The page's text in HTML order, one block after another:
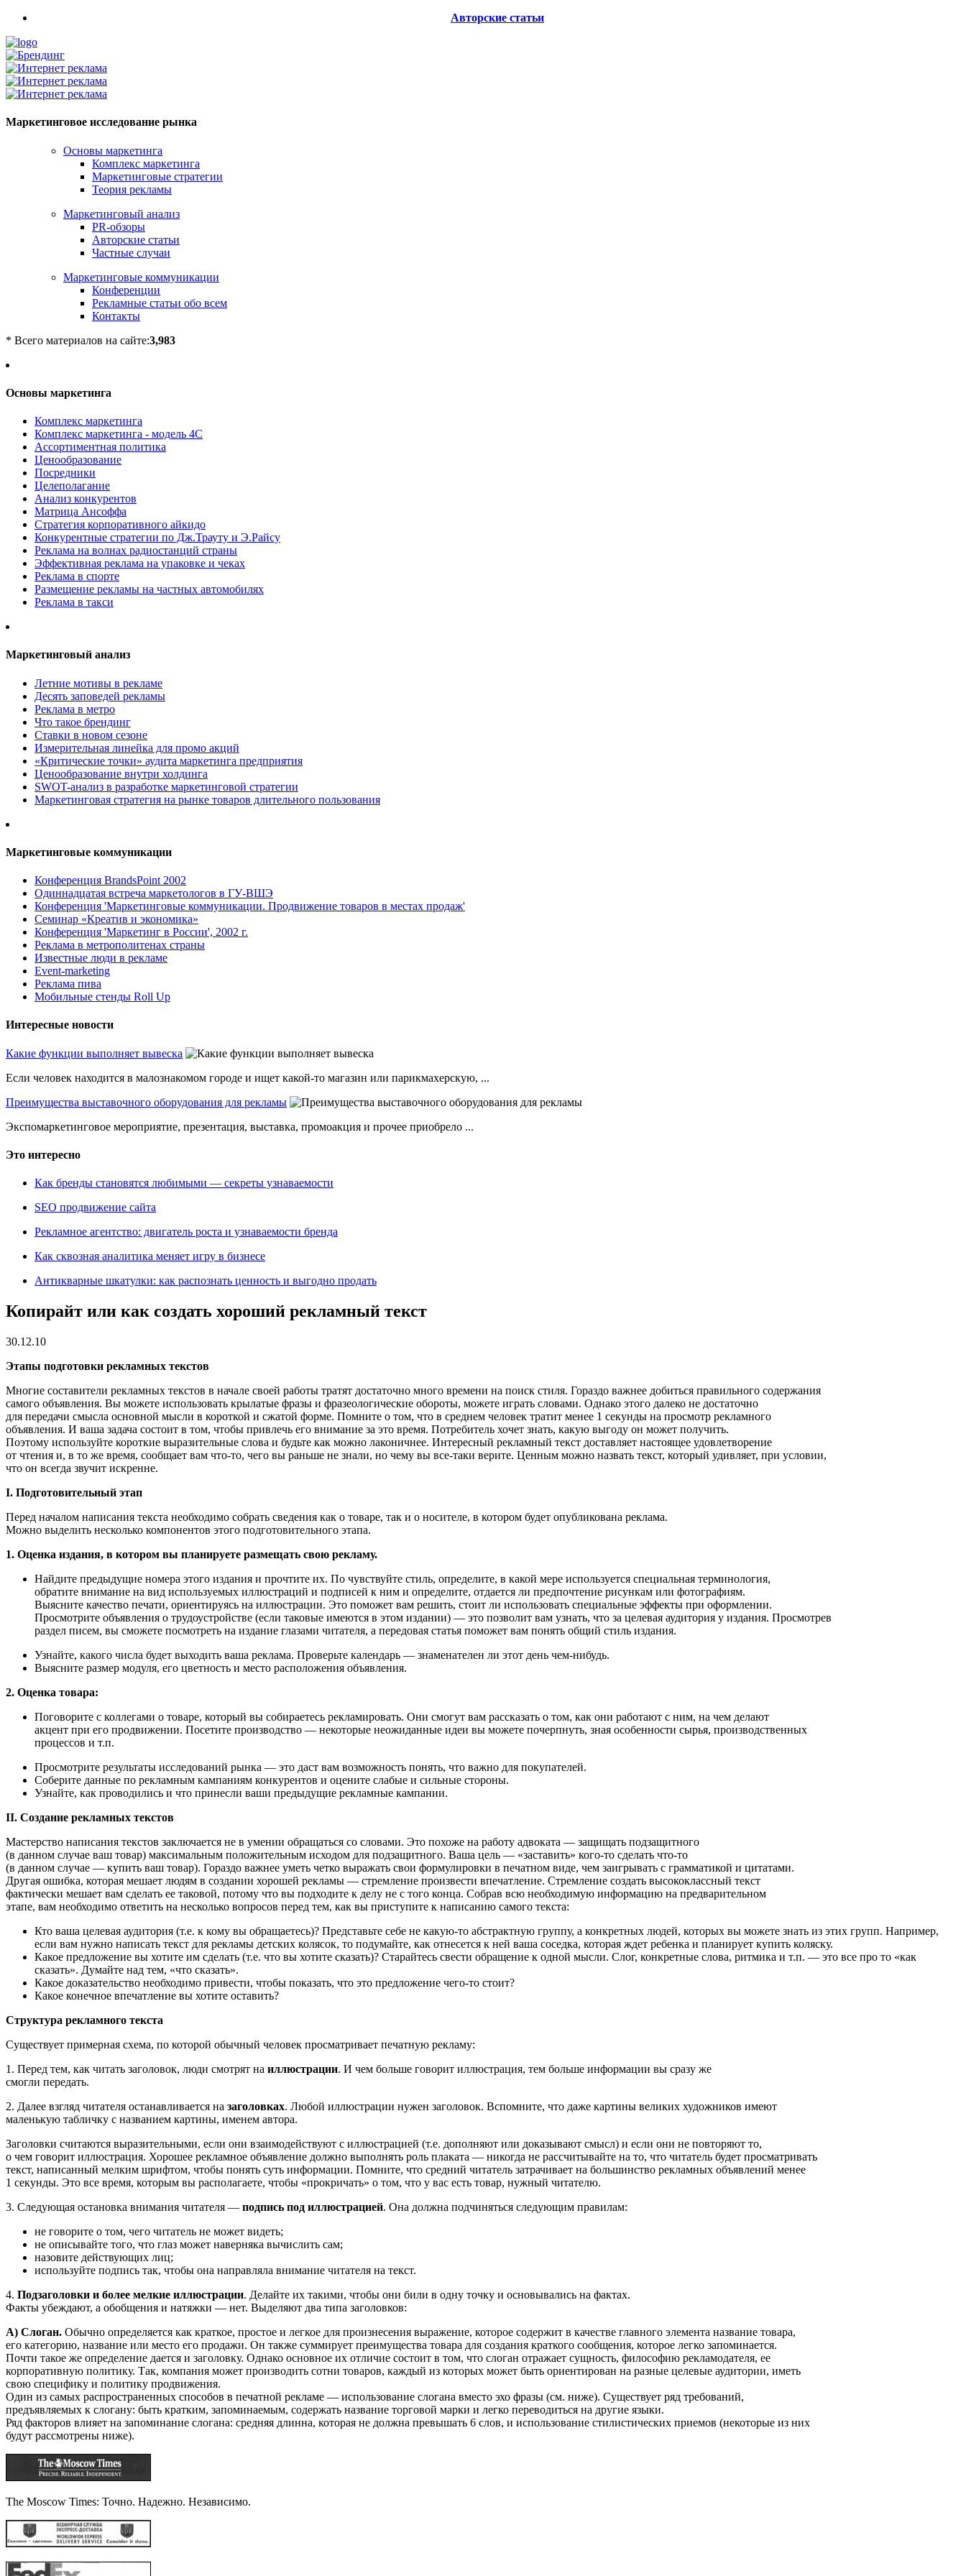
Авторские статьи
Маркетинговое исследование рынка
Основы маркетинга
Комплекс маркетинга
Маркетинговые стратегии
Теория рекламы
Маркетинговый анализ
PR-обзоры
Авторские статьи
Частные случаи
Маркетинговые коммуникации
Конференции
Рекламные статьи обо всем
Контакты
* Всего материалов на сайте:3,983
Основы маркетинга
Комплекс маркетинга
Комплекс маркетинга - модель 4С
Ассортиментная политика
Ценообразование
Посредники
Целеполагание
Анализ конкурентов
Матрица Ансоффа
Стратегия корпоративного айкидо
Конкурентные стратегии по Дж.Трауту и Э.Райсу
Реклама на волнах радиостанций страны
Эффективная реклама на упаковке и чеках
Реклама в спорте
Размещение рекламы на частных автомобилях
Реклама в такси
Маркетинговый анализ
Летние мотивы в рекламе
Десять заповедей рекламы
Реклама в метро
Что такое брендинг
Ставки в новом сезоне
Измерительная линейка для промо акций
«Критические точки» аудита маркетинга предприятия
Ценообразование внутри холдинга
SWOT-анализ в разработке маркетинговой стратегии
Маркетинговая стратегия на рынке товаров длительного пользования
Маркетинговые коммуникации
Конференция BrandsPoint 2002
Одиннадцатая встреча маркетологов в ГУ-ВШЭ
Конференция 'Маркетинговые коммуникации. Продвижение товаров в местах продаж'
Семинар «Креатив и экономика»
Конференция 'Маркетинг в России', 2002 г.
Реклама в метрополитенах страны
Известные люди в рекламе
Event-marketing
Реклама пива
Мобильные стенды Roll Up
Интересные новости
Какие функции выполняет вывеска
Если человек находится в малознакомом городе и ищет какой-то магазин или парикмахерскую, ...
Преимущества выставочного оборудования для рекламы
Экспомаркетинговое мероприятие, презентация, выставка, промоакция и прочее приобрело ...
Это интересно
Как бренды становятся любимыми — секреты узнаваемости
SEO продвижение сайта
Рекламное агентство: двигатель роста и узнаваемости бренда
Как сквозная аналитика меняет игру в бизнесе
Антикварные шкатулки: как распознать ценность и выгодно продать
Копирайт или как создать хороший рекламный текст
30.12.10
Этапы подготовки рекламных текстов
Многие составители рекламных текстов в начале своей работы тратят достаточно много времени на поиск стиля. Гораздо важнее добиться правильного содержания
самого объявления. Вы можете использовать крылатые фразы и фразеологические обороты, можете играть словами. Однако этого далеко не достаточно
для передачи смысла основной мысли в короткой и сжатой форме. Помните о том, что в среднем человек тратит менее 1 секунды на просмотр рекламного
объявления. И ваша задача состоит в том, чтобы привлечь его внимание за это время. Потребитель хочет знать, какую выгоду он может получить.
Поэтому используйте короткие выразительные слова и будьте как можно лаконичнее. Интересный рекламный текст доставляет настоящее удовлетворение
от чтения и, в то же время, сообщает вам что-то, чего вы раньше не знали, но чему вы все-таки верите. Ценным можно назвать текст, который удивляет, при условии,
что он всегда звучит искренне.
I. Подготовительный этап
Перед началом написания текста необходимо собрать сведения как о товаре, так и о носителе, в котором будет опубликована реклама.
Можно выделить несколько компонентов этого подготовительного этапа.
1. Оценка издания, в котором вы планируете размещать свою рекламу.
Найдите предыдущие номера этого издания и прочтите их. По чувствуйте стиль, определите, в какой мере используется специальная терминология,
обратите внимание на вид используемых иллюстраций и подписей к ним и определите, отдается ли предпочтение рисункам или фотографиям.
Выясните качество печати, ориентируясь на иллюстрации. Это поможет вам решить, стоит ли использовать специальные эффекты при оформлении.
Просмотрите объявления о трудоустройстве (если таковые имеются в этом издании) — это позволит вам узнать, что за целевая аудитория у издания. Просмотрев
раздел писем, вы сможете посмотреть на издание глазами читателя, а передовая статья поможет вам понять общий стиль издания.
Узнайте, какого числа будет выходить ваша реклама. Проверьте календарь — знаменателен ли этот день чем-нибудь.
Выясните размер модуля, его цветность и место расположения объявления.
2. Оценка товара:
Поговорите с коллегами о товаре, который вы собираетесь рекламировать. Они смогут вам рассказать о том, как они работают с ним, на чем делают
акцент при его продвижении. Посетите производство — некоторые неожиданные идеи вы можете почерпнуть, зная особенности сырья, производственных
процессов и т.п.
Просмотрите результаты исследований рынка — это даст вам возможность понять, что важно для покупателей.
Соберите данные по рекламным кампаниям конкурентов и оцените слабые и сильные стороны.
Узнайте, как проводились и что принесли ваши предыдущие рекламные кампании.
II. Создание рекламных текстов
Мастерство написания текстов заключается не в умении обращаться со словами. Это похоже на работу адвоката — защищать подзащитного
(в данном случае ваш товар) максимальным положительным исходом для подзащитного. Ваша цель — «заставить» кого-то сделать что-то
(в данном случае — купить ваш товар). Гораздо важнее уметь четко выражать свои формулировки в печатном виде, чем заигрывать с грамматикой и цитатами.
Другая ошибка, которая мешает людям в создании хорошей рекламы — стремление произвести впечатление. Стремление создать высококлассный текст
фактически мешает вам сделать ее таковой, потому что вы подходите к делу не с того конца. Собрав всю необходимую информацию на предварительном
этапе, вам необходимо ответить на несколько вопросов перед тем, как вы приступите к написанию самого текста:
Кто ваша целевая аудитория (т.е. к кому вы обращаетесь)? Представьте себе не какую-то абстрактную группу, а конкрет­ных людей, которых вы можете знать из этих групп. Например,
если вам нужно написать текст для рекламы детских колясок, то подумайте, как отнесется к ней ваша соседка, которая ждет ре­бенка и планирует купить коляс­ку.
Какое предложение вы хотите им сделать (т.е. что вы хотите сказать)? Старайтесь свести об­ращение к одной мысли. Слог, конкретные слова, ритмика и т.п. — это все про то «как
сказать». Думайте над тем, «что сказать».
Какое доказательство необхо­димо привести, чтобы показать, что это предложение чего-то сто­ит?
Какое конечное впечатление вы хотите оставить?
Структура рекламного текста
Существует примерная схема, по которой обычный человек просматривает печатную рекламу:
1. Перед тем, как читать заголовок, люди смотрят на иллюстрации. И чем больше говорит иллюстрация, тем больше информации вы сразу же
смогли передать.
2. Далее взгляд читателя оста­навливается на заголовках. Лю­бой иллюстрации нужен заголо­вок. Вспомните, что даже карти­ны великих художников имеют
маленькую табличку с названием картины, именем автора.
Заголовки считаются вырази­тельными, если они взаимодей­ствуют с иллюстрацией (т.е. до­полняют или доказывают смысл) и если они не повторяют то,
о чем говорит иллюстрация. Хоро­шее рекламное объявление должно выполнять роль плаката — никогда не рассчитывайте на то, что читатель будет просматри­вать
текст, написанный мелким шрифтом, чтобы понять суть ин­формации. Помните, что средний читатель затрачивает на боль­шинство рекламных объявлений менее
1 секунды. Это все время, которым вы располагаете, чтобы «прокричать» о том, что у вас есть товар, нужный читателю.
3. Следующая остановка внима­ния читателя — подпись под ил­люстрацией. Она должна под­чиняться следующим правилам:
не говорите о том, чего читатель не может видеть;
не описывайте того, что глаз может наверняка вычислить сам;
назовите действующих лиц;
используйте подпись так, чтобы она направляла внимание чита­теля на текст.
4. Подзаголовки и более мел­кие иллюстрации. Делайте их такими, чтобы они били в одну точку и основывались на фактах.
Факты убеждают, а обобщения и натяжки — нет. Выделяют два типа заголовков:
А) Слоган. Обычно определяется как крат­кое, простое и легкое для произ­несения выражение, которое со­держит в качестве главного эле­мента название товара,
его кате­горию, название или место его продажи. Он также суммирует преимущества товара для созда­ния краткого сообщения, которое легко запоминается.
Почти такое же определение дается и заго­ловку. Однако основное их отли­чие состоит в том, что слоган от­ражает сущность, философию рекламодателя, ее
корпоратив­ную политику. Так, компания мо­жет производить сотни товаров, каждый из которых может быть ориентирован на разные целе­вые аудитории, иметь
свою спе­цифику и политику продвиже­ния.
Один из самых распространен­ных способов в печатной рекла­ме — использование слогана вме­сто эхо фразы (см. ниже). Суще­ствует ряд требований,
предъяв­ляемых к слогану: быть кратким, запоминаемым, содержать назва­ние торговой марки и легко пе­реводиться на другие языки.
Ряд факторов влияет на запоми­нание слогана: средняя длинна, которая не должна превышать 6 слов, и использование стилисти­ческих приемов (некоторые из них
будут рассмотрены ниже).
The Moscow Times: Точно. Надежно. Независимо.